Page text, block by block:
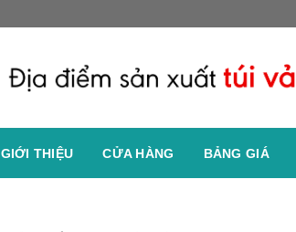
GIỚI THIỆU CỬA HÀNG BẢNG GIÁ